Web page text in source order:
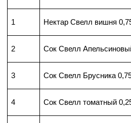
1 Нектар Свелл вишня
2 Сок Свелл
3 Сок Свелл Брусника
4 Сок Свелл томатный